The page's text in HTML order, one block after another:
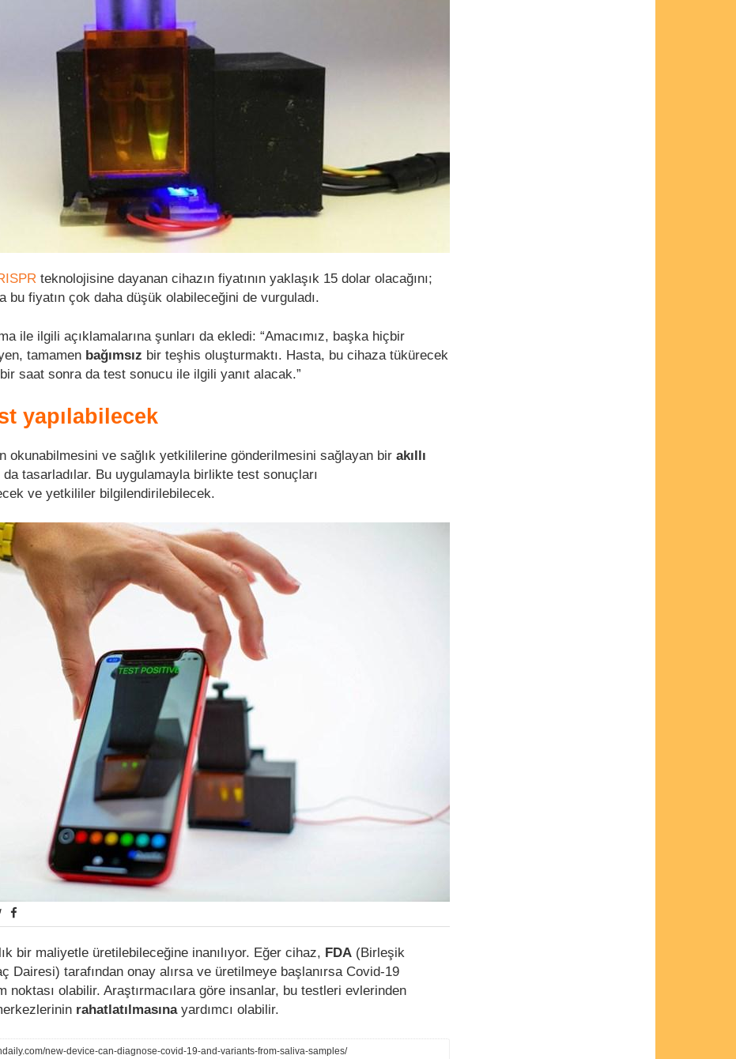
teknolojisine dayanan cihazın fiyatının yaklaşık 15 dolar olacağını;
bu fiyatın çok daha düşük olabileceğini de vurguladı.
ile ilgili açıklamalarına şunları da ekledi: “Amacımız, başka hiçbir
tamamen bağımsız bir teşhis oluşturmaktı. Hasta, bu cihaza tükürecek
saat sonra da test sonucu ile ilgili yanıt alacak.”
yapılabilecek
okunabilmesini ve sağlık yetkililerine gönderilmesini sağlayan bir akıllı
da tasarladılar. Bu uygulamayla birlikte test sonuçları
ve yetkililer bilgilendirilebilecek.
bir maliyetle üretilebileceğine inanılıyor. Eğer cihaz, FDA (Birleşik
Dairesi) tarafından onay alırsa ve üretilmeye başlanırsa Covid-19
noktası olabilir. Araştırmacılara göre insanlar, bu testleri evlerinden
rahatlatılmasınayardımcı olabilir.
new-device-can-diagnose-covid-19-and-variants-from-saliva-samples/